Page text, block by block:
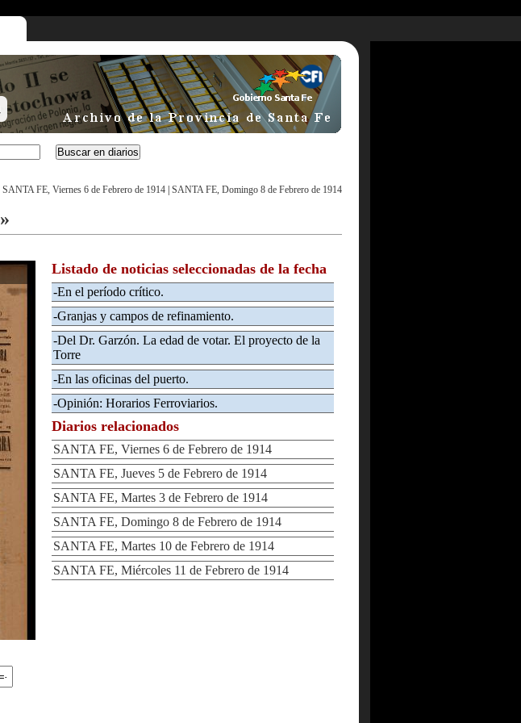
SANTA FE, Viernes 6 de Febrero de 1914 SANTA FE, Domingo 8 de Febrero de 1914
»
Listado de noticias seleccionadas de la fecha
-En el período crítico.
-Granjas y campos de refinamiento.
-Del Dr. Garzón. La edad de votar. El proyecto de la
Torre
-En las oficinas del puerto.
-Opinión: Horarios Ferroviarios.
Diarios relacionados
SANTA FE, Viernes 6 de Febrero de 1914
SANTA FE, Jueves 5 de Febrero de 1914
SANTA FE, Martes 3 de Febrero de 1914
SANTA FE, Domingo 8 de Febrero de 1914
SANTA FE, Martes 10 de Febrero de 1914
SANTA FE, Miércoles 11 de Febrero de 1914